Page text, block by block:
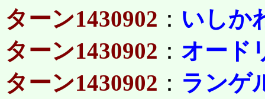
ターン1430902 ： いしか
ターン1430902 ： オード
ターン1430902 ： ランゲ